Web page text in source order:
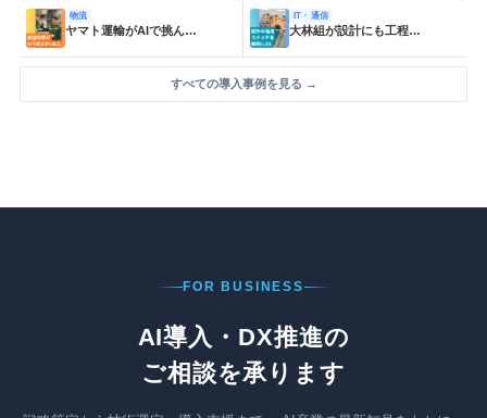
物流
ヤマト運輸がAIで挑ん…
IT・通信
大林組が設計にも工程…
すべての導入事例を見る →
FOR BUSINESS
AI導入・DX推進の
ご相談を承ります